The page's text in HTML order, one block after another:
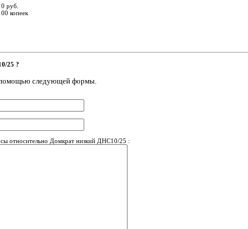
0 руб.
00 копеек
25 ?
следующей формы.
относительно Домкрат низкий ДНС10/25 :